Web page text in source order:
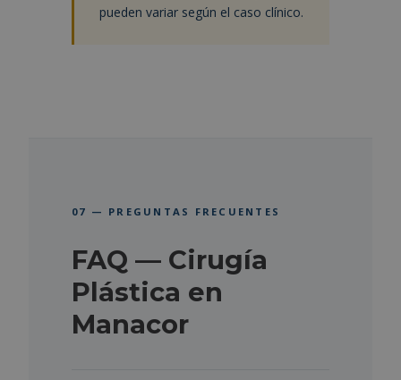
pueden variar según el caso clínico.
07 — PREGUNTAS FRECUENTES
FAQ — Cirugía
Plástica en
Manacor